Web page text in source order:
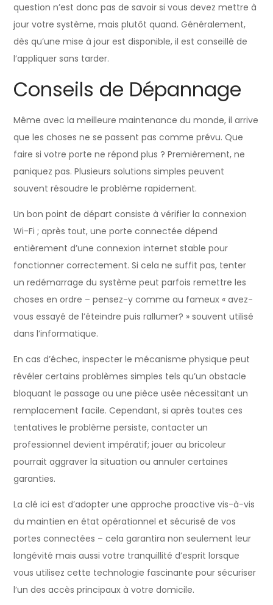
question n’est donc pas de savoir si vous devez mettre à
jour votre système, mais plutôt quand. Généralement,
dès qu’une mise à jour est disponible, il est conseillé de
l’appliquer sans tarder.
Conseils de Dépannage
Même avec la meilleure maintenance du monde, il arrive
que les choses ne se passent pas comme prévu. Que
faire si votre porte ne répond plus ? Premièrement, ne
paniquez pas. Plusieurs solutions simples peuvent
souvent résoudre le problème rapidement.
Un bon point de départ consiste à vérifier la connexion
Wi-Fi ; après tout, une porte connectée dépend
entièrement d’une connexion internet stable pour
fonctionner correctement. Si cela ne suffit pas, tenter
un redémarrage du système peut parfois remettre les
choses en ordre – pensez-y comme au fameux « avez-
vous essayé de l’éteindre puis rallumer? » souvent utilisé
dans l’informatique.
En cas d’échec, inspecter le mécanisme physique peut
révéler certains problèmes simples tels qu’un obstacle
bloquant le passage ou une pièce usée nécessitant un
remplacement facile. Cependant, si après toutes ces
tentatives le problème persiste, contacter un
professionnel devient impératif; jouer au bricoleur
pourrait aggraver la situation ou annuler certaines
garanties.
La clé ici est d’adopter une approche proactive vis-à-vis
du maintien en état opérationnel et sécurisé de vos
portes connectées – cela garantira non seulement leur
longévité mais aussi votre tranquillité d’esprit lorsque
vous utilisez cette technologie fascinante pour sécuriser
l’un des accès principaux à votre domicile.